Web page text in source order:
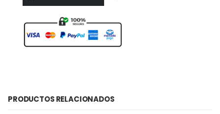
PRODUCTOS RELACIONADOS